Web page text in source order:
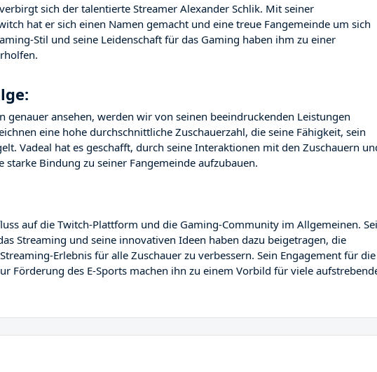
sich der talentierte Streamer Alexander Schlik. Mit seiner
hat er sich einen Namen gemacht und eine treue Fangemeinde um sich
Stil und seine Leidenschaft für das Gaming haben ihm zu einer
genauer ansehen, werden wir von seinen beeindruckenden Leistungen
eine hohe durchschnittliche Zuschauerzahl, die seine Fähigkeit, sein
Vadeal hat es geschafft, durch seine Interaktionen mit den Zuschauern
starke Bindung zu seiner Fangemeinde aufzubauen.
auf die Twitch-Plattform und die Gaming-Community im Allgemeinen.
Streaming und seine innovativen Ideen haben dazu beigetragen, die
Erlebnis für alle Zuschauer zu verbessern. Sein Engagement für die
Förderung des E-Sports machen ihn zu einem Vorbild für viele